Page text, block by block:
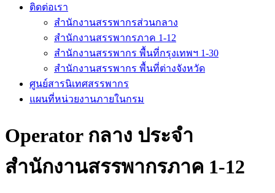
ติดต่อเรา
สำนักงานสรรพากรส่วนกลาง
สำนักงานสรรพากรภาค 1-12
สำนักงานสรรพากร พื้นที่กรุงเทพฯ 1-30
สำนักงานสรรพากร พื้นที่ต่างจังหวัด
ศูนย์สารนิเทศสรรพากร
แผนที่หน่วยงานภายในกรม
Operator กลาง ประจำ
สำนักงานสรรพากรภาค 1-12